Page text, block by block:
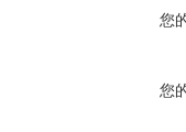
您
您